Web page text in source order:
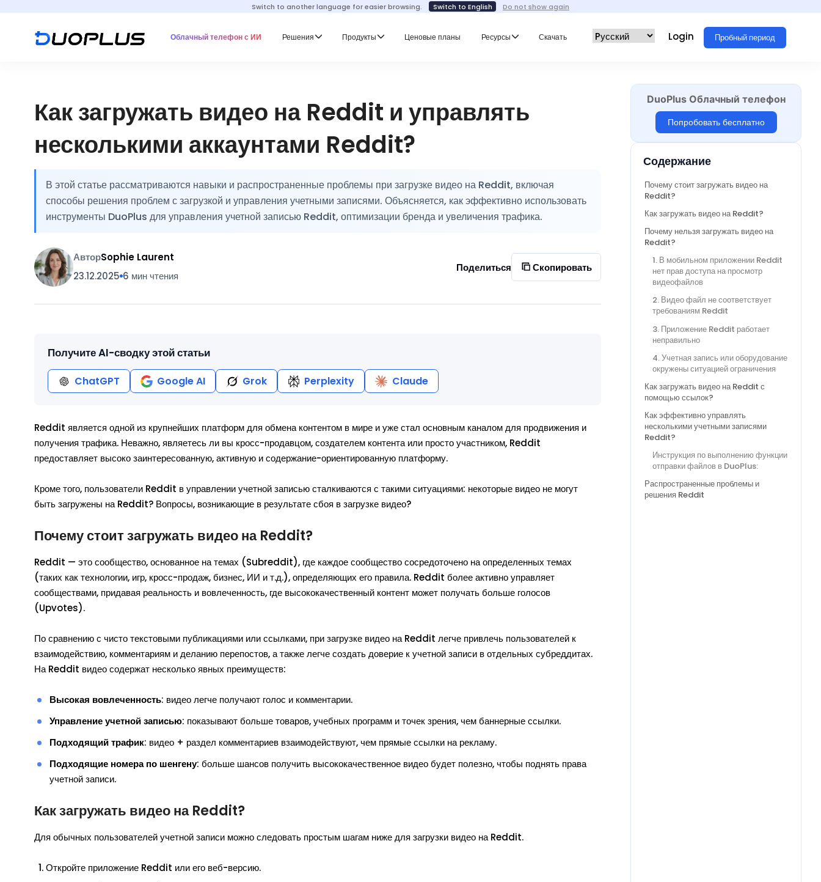
Switch to another language for easier browsing. Switch to English Do not show again
Облачный телефон с ИИ Решения Продукты Ценовые планы Ресурсы Скачать Login Пробный период
Как загружать видео на Reddit и управлять
несколькими аккаунтами Reddit?
В этой статье рассматриваются навыки и распространенные проблемы при загрузке видео на Reddit, включая
способы решения проблем с загрузкой и управления учетными записями. Объясняется, как эффективно использовать
инструменты DuoPlus для управления учетной записью Reddit, оптимизации бренда и увеличения трафика.
АвторSophie Laurent
23.12.2025 6 мин чтения
Поделиться Скопировать
Получите AI-сводку этой статьи
ChatGPT Google AI Grok Perplexity Claude
Reddit является одной из крупнейших платформ для обмена контентом в мире и уже стал основным каналом для продвижения и
получения трафика. Неважно, являетесь ли вы кросс-продавцом, создателем контента или просто участником, Reddit
предоставляет высоко заинтересованную, активную и содержание-ориентированную платформу.
Кроме того, пользователи Reddit в управлении учетной записью сталкиваются с такими ситуациями: некоторые видео не могут
быть загружены на Reddit? Вопросы, возникающие в результате сбоя в загрузке видео?
Почему стоит загружать видео на Reddit?
Reddit — это сообщество, основанное на темах (Subreddit), где каждое сообщество сосредоточено на определенных темах
(таких как технологии, игр, кросс-продаж, бизнес, ИИ и т.д.), определяющих его правила. Reddit более активно управляет
сообществами, придавая реальность и вовлеченность, где высококачественный контент может получать больше голосов
(Upvotes).
По сравнению с чисто текстовыми публикациями или ссылками, при загрузке видео на Reddit легче привлечь пользователей к
взаимодействию, комментариям и деланию перепостов, а также легче создать доверие к учетной записи в отдельных субреддитах.
На Reddit видео содержат несколько явных преимуществ:
Высокая вовлеченность: видео легче получают голос и комментарии.
Управление учетной записью: показывают больше товаров, учебных программ и точек зрения, чем баннерные ссылки.
Подходящий трафик: видео + раздел комментариев взаимодействуют, чем прямые ссылки на рекламу.
Подходящие номера по шенгену: больше шансов получить высококачественное видео будет полезно, чтобы поднять права
учетной записи.
Как загружать видео на Reddit?
Для обычных пользователей учетной записи можно следовать простым шагам ниже для загрузки видео на Reddit.
Откройте приложение Reddit или его веб-версию.
DuoPlus Облачный телефон
Попробовать бесплатно
Содержание
Почему стоит загружать видео на
Reddit?
Как загружать видео на Reddit?
Почему нельзя загружать видео на
Reddit?
1. В мобильном приложении Reddit
нет прав доступа на просмотр
видеофайлов
2. Видео файл не соответствует
требованиям Reddit
3. Приложение Reddit работает
неправильно
4. Учетная запись или оборудование
окружены ситуацией ограничения
Как загружать видео на Reddit с
помощью ссылок?
Как эффективно управлять
несколькими учетными записями
Reddit?
Инструкция по выполнению функции
отправки файлов в DuoPlus:
Распространенные проблемы и
решения Reddit